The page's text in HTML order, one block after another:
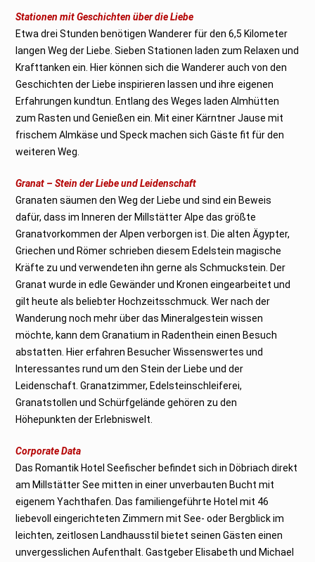
Stationen mit Geschichten über die Liebe
Etwa drei Stunden benötigen Wanderer für den 6,5 Kilometer
langen Weg der Liebe. Sieben Stationen laden zum Relaxen und
Krafttanken ein. Hier können sich die Wanderer auch von den
Geschichten der Liebe inspirieren lassen und ihre eigenen
Erfahrungen kundtun. Entlang des Weges laden Almhütten
zum Rasten und Genießen ein. Mit einer Kärntner Jause mit
frischem Almkäse und Speck machen sich Gäste fit für den
weiteren Weg.
Granat – Stein der Liebe und Leidenschaft
Granaten säumen den Weg der Liebe und sind ein Beweis
dafür, dass im Inneren der Millstätter Alpe das größte
Granatvorkommen der Alpen verborgen ist. Die alten Ägypter,
Griechen und Römer schrieben diesem Edelstein magische
Kräfte zu und verwendeten ihn gerne als Schmuckstein. Der
Granat wurde in edle Gewänder und Kronen eingearbeitet und
gilt heute als beliebter Hochzeitsschmuck. Wer nach der
Wanderung noch mehr über das Mineralgestein wissen
möchte, kann dem Granatium in Radenthein einen Besuch
abstatten. Hier erfahren Besucher Wissenswertes und
Interessantes rund um den Stein der Liebe und der
Leidenschaft. Granatzimmer, Edelsteinschleiferei,
Granatstollen und Schürfgelände gehören zu den
Höhepunkten der Erlebniswelt.
Corporate Data
Das Romantik Hotel Seefischer befindet sich in Döbriach direkt
am Millstätter See mitten in einer unverbauten Bucht mit
eigenem Yachthafen. Das familiengeführte Hotel mit 46
liebevoll eingerichteten Zimmern mit See- oder Bergblick im
leichten, zeitlosen Landhausstil bietet seinen Gästen einen
unvergesslichen Aufenthalt. Gastgeber Elisabeth und Michael